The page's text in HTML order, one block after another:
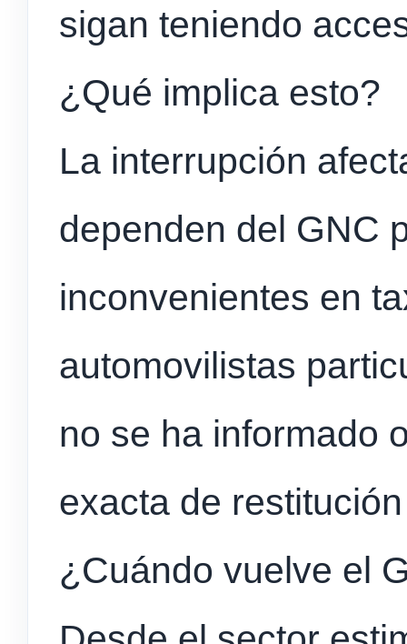
sigan teniendo
¿Qué implica esto?
La interrupción
dependen del GNC
inconvenientes en
automovilistas
no se ha informado
exacta de
¿Cuándo vuelve el